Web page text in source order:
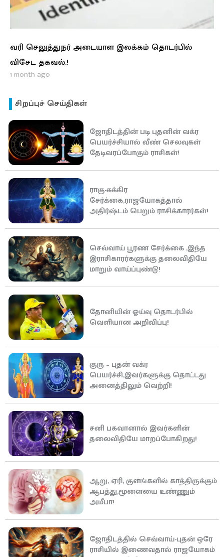
வரி செலுத்துநர் அடையாள இலக்கம் தொடர்பில்
விசேட தகவல்.!
1 month ago
சிறப்புச் செய்திகள்
ஜோதிடத்தின் படி புதனின் வக்ர
பெயர்ச்சியால் வீண் செலவுகள்
தேடிவரப்போகும் ராசிகள்!
ராகு-சுக்கிர
சேர்க்கை,ராஜயோகத்தால்
அதிர்ஷ்டம் பெறும் ராசிக்காரர்கள்!
செவ்வாய் பூரண சேர்க்கை ,இந்த
இராசிகாரர்களுக்கு தலைவிதியே
மாறும் வாய்ப்புண்டு!
தோனியின் ஓய்வு தொடர்பில்
வெளியான அறிவிப்பு!
குரு – புதன் வக்ர
பெயர்ச்சி,இவர்களுக்கு தொட்டது
அனைத்திலும் வெற்றி!
சனி பகவானால் இவர்களின்
தலைவிதியே மாறப்போகிறது!
ஆறு, ஏரி, குளங்களில் காத்திருக்கும்
ஆபத்து,மூளையை உண்ணும்
அமீபா!
ஜோதிடத்தில் செவ்வாய்-புதன் ஒரே
ராசியில் இணைவதால் ராஜயோகம்